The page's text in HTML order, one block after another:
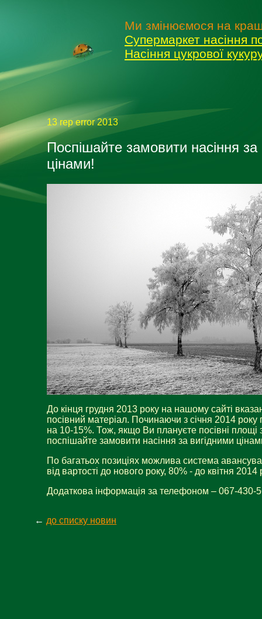
Ми змінюємося на
Супермаркет насіння
Насіння цукрової
13 rep error 2013
Поспішайте замовити насіння за
цінами!
До кінця грудня 2013 року на нашому сайті
посівний матеріал. Починаючи з січня 2014 року
на 10-15%. Тож, якщо Ви плануєте посівні площі
поспішайте замовити насіння за вигідними
По багатьох позиціях можлива система
від вартості до нового року, 80% - до квітня 2014
Додаткова інформація за телефоном – 067-430-
← до списку новин